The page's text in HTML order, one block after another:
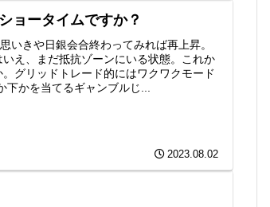
ョータイムですか？
いきや日銀会合終わってみれば再上昇。
え、まだ抵抗ゾーンにいる状態。これか
グリッドトレード的にはワクワクモード
かを当てるギャンブルじ...
2023.08.02